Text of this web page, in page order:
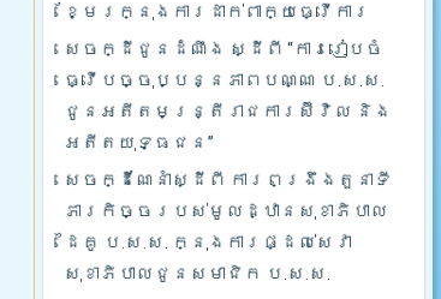
ខ្មែរក្នុងការដាក់ពាក្យធ្វើការ
សេចក្ដីជូនដំណឹង ស្ដីពី “ការរៀបចំ
ធ្វើបច្ចុប្បន្នភាពបណ្ណ ប.ស.ស.
ជូនអតីតមន្ត្រីរាជការស៊ីវិល និង
អតីតយុទ្ធជន”
សេចក្ដីណែនាំស្ដីពី ការពង្រឹងតួនាទី
ភារកិច្ចរបស់មូលដ្ឋានសុខាភិបាល
ដៃគូ ប.­ស.ស. ក្នុងការផ្ដល់សេវា
សុខាភិបាលជូនសមាជិក ប.ស.ស.